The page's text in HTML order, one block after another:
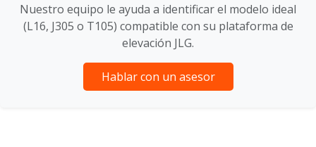
Nuestro equipo le ayuda a identificar el modelo ideal
(L16, J305 o T105) compatible con su plataforma de
elevación JLG.
Hablar con un asesor